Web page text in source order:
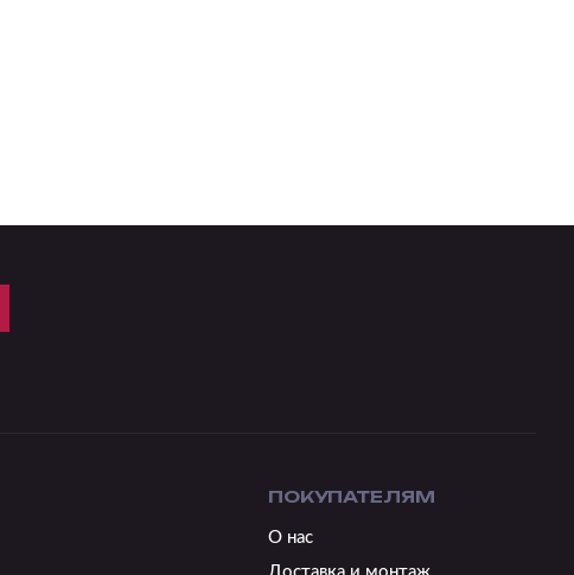
ПОКУПАТЕЛЯМ
О нас
Доставка и монтаж